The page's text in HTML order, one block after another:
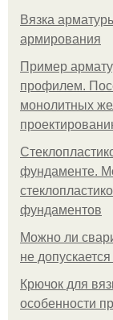
Вязка
армирования
Пример
профилем.
монолитных
фундаменте.
фундаментов
Можно ли
не
Крючок для
особенности